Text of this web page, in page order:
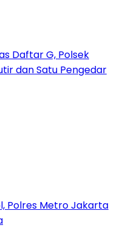
Daftar G, Polsek
dan Satu Pengedar
Polres Metro Jakarta